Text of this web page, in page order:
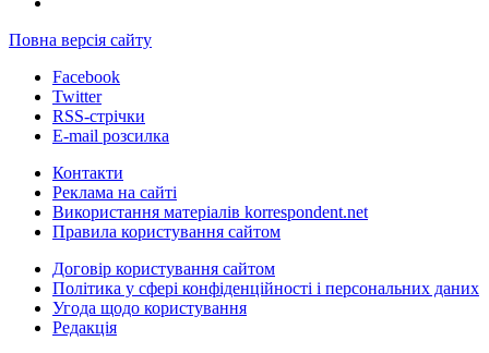
Повна версія сайту
Facebook
Twitter
RSS-стрічки
E-mail розсилка
Контакти
Реклама на сайті
Використання матеріалів korrespondent.net
Правила користування сайтом
Договір користування сайтом
Політика у сфері конфіденційності і персональних даних
Угода щодо користування
Редакція